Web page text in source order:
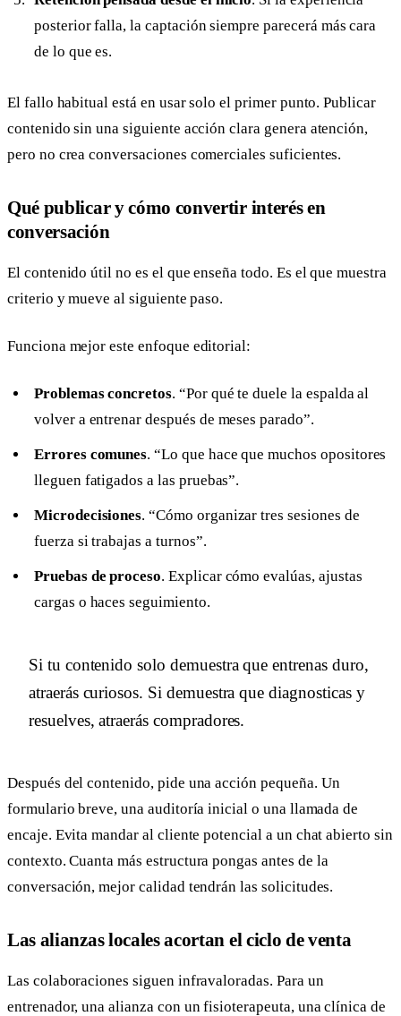
posterior falla, la captación siempre parecerá más cara
de lo que es.
El fallo habitual está en usar solo el primer punto. Publicar
contenido sin una siguiente acción clara genera atención,
pero no crea conversaciones comerciales suficientes.
Qué publicar y cómo convertir interés en
conversación
El contenido útil no es el que enseña todo. Es el que muestra
criterio y mueve al siguiente paso.
Funciona mejor este enfoque editorial:
Problemas concretos. “Por qué te duele la espalda al
volver a entrenar después de meses parado”.
Errores comunes. “Lo que hace que muchos opositores
lleguen fatigados a las pruebas”.
Microdecisiones. “Cómo organizar tres sesiones de
fuerza si trabajas a turnos”.
Pruebas de proceso. Explicar cómo evalúas, ajustas
cargas o haces seguimiento.
Si tu contenido solo demuestra que entrenas duro,
atraerás curiosos. Si demuestra que diagnosticas y
resuelves, atraerás compradores.
Después del contenido, pide una acción pequeña. Un
formulario breve, una auditoría inicial o una llamada de
encaje. Evita mandar al cliente potencial a un chat abierto sin
contexto. Cuanta más estructura pongas antes de la
conversación, mejor calidad tendrán las solicitudes.
Las alianzas locales acortan el ciclo de venta
Las colaboraciones siguen infravaloradas. Para un
entrenador, una alianza con un fisioterapeuta, una clínica de